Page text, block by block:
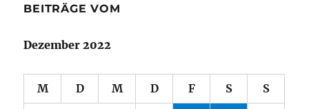
BEITRÄGE VOM
Dezember 2022
M D M D F S S